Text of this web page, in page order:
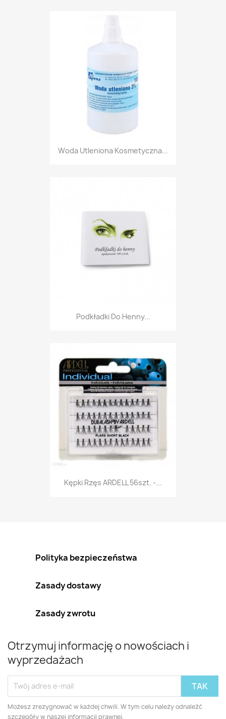
Woda Utleniona Kosmetyczna...
Podkładki Do Henny...
Kępki Rzęs ARDELL 56szt. -...
Polityka bezpieczeństwa
Zasady dostawy
Zasady zwrotu
Otrzymuj informację o nowościach i
wyprzedażach
Możesz zrezygnować w każdej chwili. W tym celu należy odnaleźć
szczegóły w naszej informacji prawnej.